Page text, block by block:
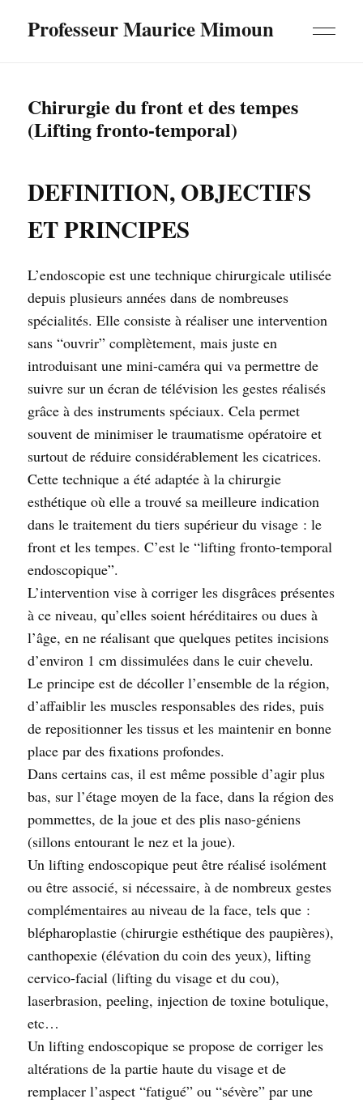
Professeur Maurice Mimoun
Chirurgie du front et des tempes
(Lifting fronto-temporal)
DEFINITION, OBJECTIFS
ET PRINCIPES
L’endoscopie est une technique chirurgicale utilisée
depuis plusieurs années dans de nombreuses
spécialités. Elle consiste à réaliser une intervention
sans “ouvrir” complètement, mais juste en
introduisant une mini-caméra qui va permettre de
suivre sur un écran de télévision les gestes réalisés
grâce à des instruments spéciaux. Cela permet
souvent de minimiser le traumatisme opératoire et
surtout de réduire considérablement les cicatrices.
Cette technique a été adaptée à la chirurgie
esthétique où elle a trouvé sa meilleure indication
dans le traitement du tiers supérieur du visage : le
front et les tempes. C’est le “lifting fronto-temporal
endoscopique”.
L’intervention vise à corriger les disgrâces présentes
à ce niveau, qu’elles soient héréditaires ou dues à
l’âge, en ne réalisant que quelques petites incisions
d’environ 1 cm dissimulées dans le cuir chevelu.
Le principe est de décoller l’ensemble de la région,
d’affaiblir les muscles responsables des rides, puis
de repositionner les tissus et les maintenir en bonne
place par des fixations profondes.
Dans certains cas, il est même possible d’agir plus
bas, sur l’étage moyen de la face, dans la région des
pommettes, de la joue et des plis naso-géniens
(sillons entourant le nez et la joue).
Un lifting endoscopique peut être réalisé isolément
ou être associé, si nécessaire, à de nombreux gestes
complémentaires au niveau de la face, tels que :
blépharoplastie (chirurgie esthétique des paupières),
canthopexie (élévation du coin des yeux), lifting
cervico-facial (lifting du visage et du cou),
laserbrasion, peeling, injection de toxine botulique,
etc…
Un lifting endoscopique se propose de corriger les
altérations de la partie haute du visage et de
remplacer l’aspect “fatigué” ou “sévère” par une